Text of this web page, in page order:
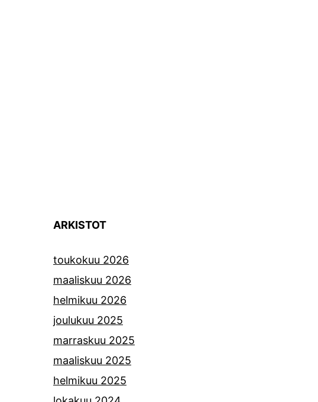
ARKISTOT
toukokuu 2026
maaliskuu 2026
helmikuu 2026
joulukuu 2025
marraskuu 2025
maaliskuu 2025
helmikuu 2025